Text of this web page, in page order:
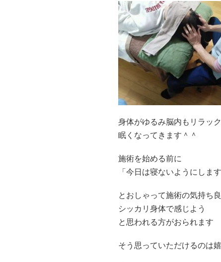
身体がゆるみ脳内もリラッ
眠くなってきます＾＾
施術を始める前に
「今日は寝ないようにします
とおしゃって施術の気持ち
シッカリ身体で感じよう
と思われる方がおられます
そう思っていただけるのは